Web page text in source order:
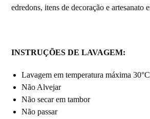
edredons, itens de decoração e artesanato
INSTRUÇÕES DE LAVAGEM:
Lavagem em temperatura máxima 30°C
Não Alvejar
Não secar em tambor
Não passar